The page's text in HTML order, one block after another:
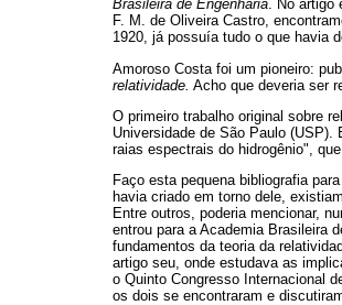
Brasileira de Engenharia. No artigo
F. M. de Oliveira Castro,
1920, já possuía tudo o que havia
Amoroso Costa foi um pioneiro:
relatividade. Acho que deveria ser
O primeiro trabalho original sobre
Universidade de São Paulo (USP).
raias espectrais do hidrogênio",
Faço esta pequena bibliografia
havia criado em torno dele,
Entre outros, poderia mencionar,
entrou para a Academia Brasileira
fundamentos da teoria da
artigo seu, onde estudava as
o Quinto Congresso Internacional
os dois se encontraram e